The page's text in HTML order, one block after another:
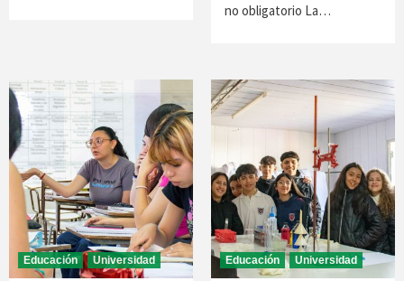
no obligatorio La…
Educación Universidad Educación Universidad